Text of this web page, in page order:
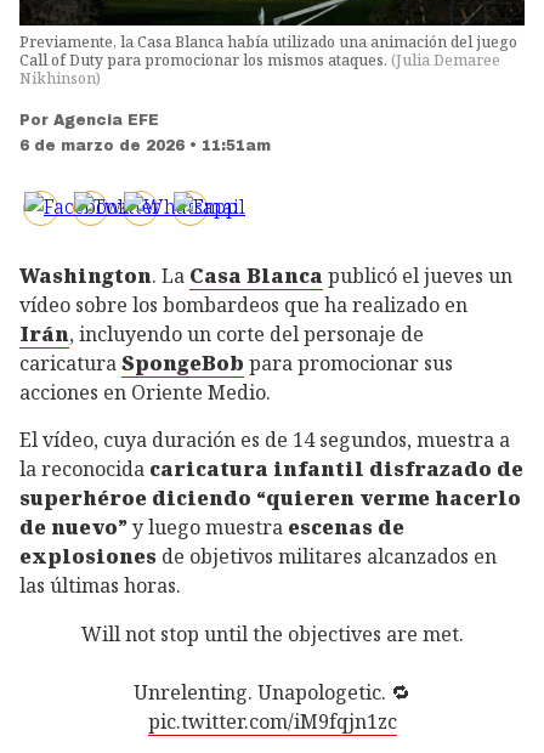
Previamente, la Casa Blanca había utilizado una animación del juego
Call of Duty para promocionar los mismos ataques. (Julia Demaree
Nikhinson)
Por Agencia EFE
6 de marzo de 2026 • 11:51am
Washington. La Casa Blanca publicó el jueves un
vídeo sobre los bombardeos que ha realizado en
Irán, incluyendo un corte del personaje de
caricaturaSpongeBob para promocionar sus
acciones en Oriente Medio.
El vídeo, cuya duración es de 14 segundos, muestra a
la reconocida caricatura infantil disfrazado de
superhéroe diciendo “quieren verme hacerlo
de nuevo” y luego muestra escenas de
explosiones de objetivos militares alcanzados en
las últimas horas.
Will not stop until the objectives are met.
Unrelenting. Unapologetic. 🔁
pic.twitter.com/iM9fqjn1zc